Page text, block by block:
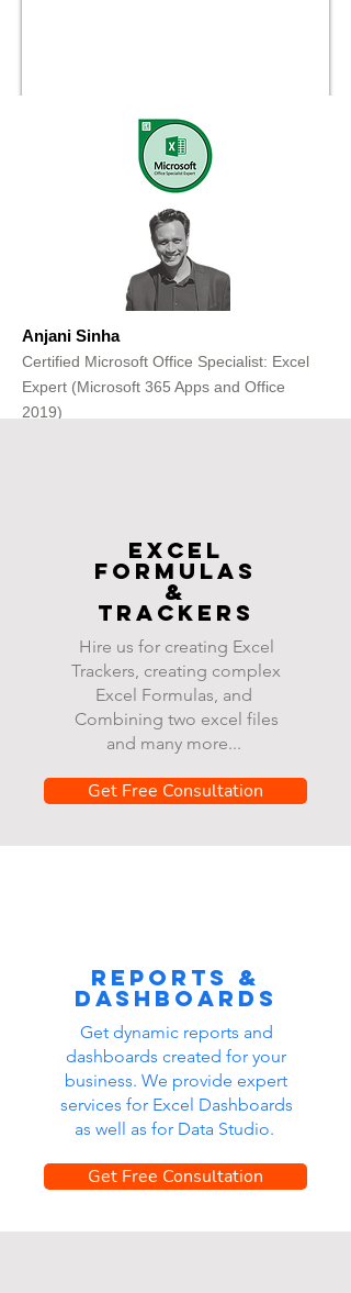
Anjani Sinha
Certified Microsoft Office Specialist: Excel
Expert (Microsoft 365 Apps and Office
2019)
Excel
FOrmulas
&
Trackers
Hire us for creating Excel
Trackers, creating complex
Excel Formulas, and
Combining two excel files
and many more...
Get Free Consultation
Reports &
dashboards
Get dynamic reports and
dashboards created for your
business. We provide expert
services for Excel Dashboards
as well as for Data Studio.
Get Free Consultation